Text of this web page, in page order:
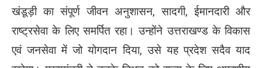
खंडूड़ी का संपूर्ण जीवन अनुशासन, सादगी, ईमानदारी और
राष्ट्रसेवा के लिए समर्पित रहा। उन्होंने उत्तराखण्ड के विकास
एवं जनसेवा में जो योगदान दिया, उसे यह प्रदेश सदैव याद